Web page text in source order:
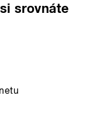
srovnáte